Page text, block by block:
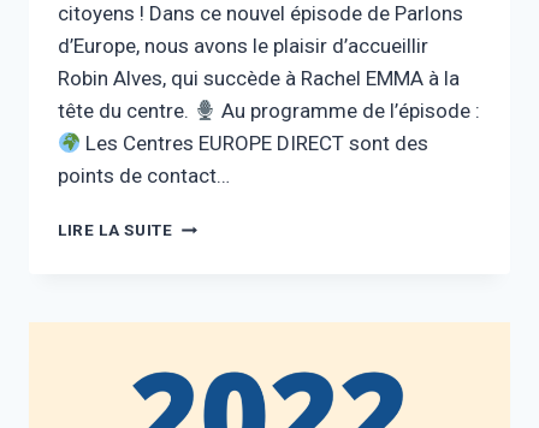
citoyens ! Dans ce nouvel épisode de Parlons
d’Europe, nous avons le plaisir d’accueillir
Robin Alves, qui succède à Rachel EMMA à la
tête du centre.
Au programme de l’épisode :
Les Centres EUROPE DIRECT sont des
points de contact…
LIRE LA SUITE